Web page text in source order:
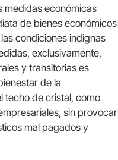
medidas económicas
de bienes económicos
condiciones indignas
exclusivamente,
y transitorias es
de la
techo de cristal, como
sin provocar
mal pagados y